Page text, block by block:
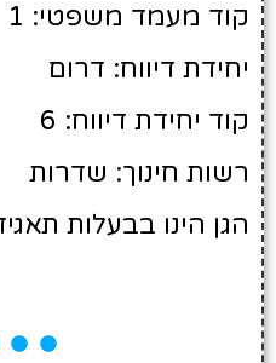
קוד מעמד משפטי: 1
יחידת דיווח: דרום
קוד יחידת דיווח: 6
רשות חינוך: שדרות
הגן הינו בבעלות תאגיד